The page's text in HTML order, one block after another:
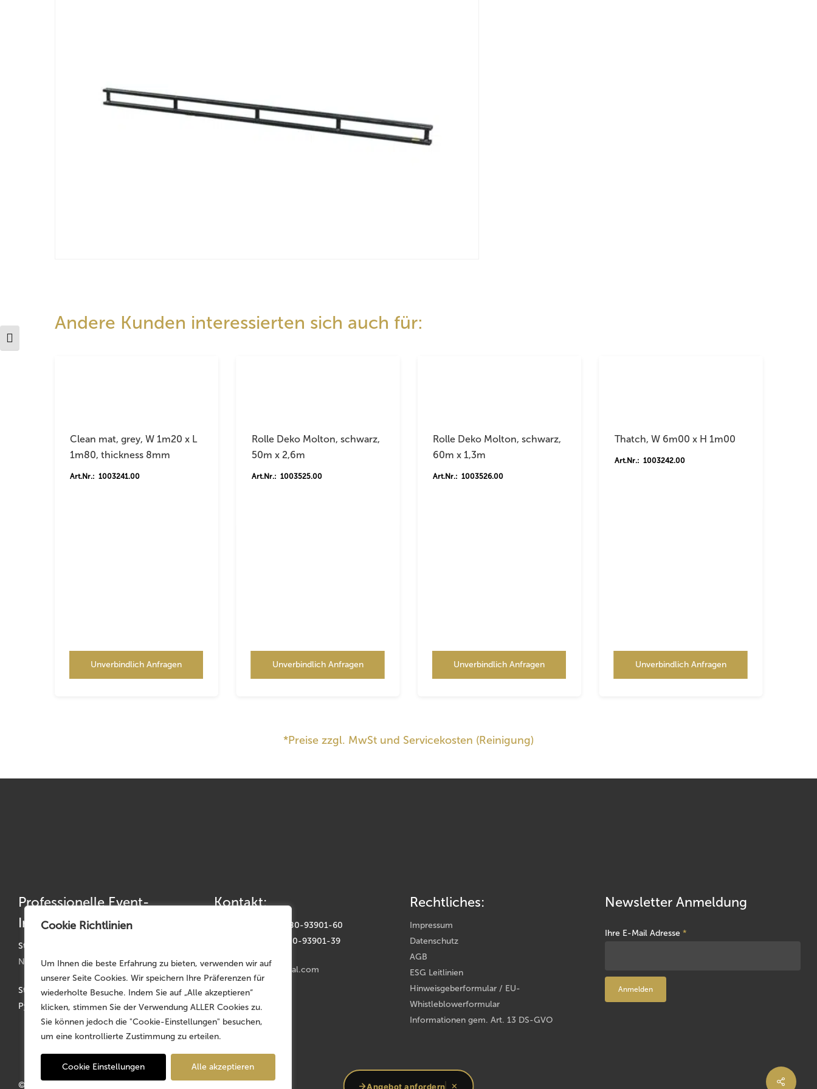
Cookie Richtlinien
Um Ihnen die beste Erfahrung zu bieten, verwenden wir auf
unserer Seite Cookies. Wir speichern Ihre Präferenzen für
wiederholte Besuche. Indem Sie auf „Alle akzeptieren“
klicken, stimmen Sie der Verwendung ALLER Cookies zu.
Sie können jedoch die "Cookie-Einstellungen" besuchen,
um eine kontrollierte Zustimmung zu erteilen.
Cookie Einstellungen Alle akzeptieren
Schrift vergrößern
Andere Kunden interessierten sich auch für:
Clean mat, grey, W 1m20 x L
1m80, thickness 8mm
Art.Nr.: 1003241.00
Unverbindlich Anfragen
Rolle Deko Molton, schwarz,
50m x 2,6m
Art.Nr.: 1003525.00
Unverbindlich Anfragen
Rolle Deko Molton, schwarz,
60m x 1,3m
Art.Nr.: 1003526.00
Unverbindlich Anfragen
Thatch, W 6m00 x H 1m00
Art.Nr.: 1003242.00
Unverbindlich Anfragen
*Preise zzgl. MwSt und Servicekosten (Reinigung)
Professionelle Event-
Infrastruktur
Standorte:
Nürnberg | München | Köln | Hannover
Stammsitz: Faber-Castell-Str. 11-20, D-90602
Pyrbaum
Kontakt:
Telefon: +49 (0) 9180-93901-60
Telefax: +49 (0) 9180-93901-39
germany@mojorental.com
Rechtliches:
Impressum
Datenschutz
AGB
ESG Leitlinien
Hinweisgeberformular / EU-
Whistleblowerformular
Informationen gem. Art. 13 DS-GVO
Newsletter Anmeldung
Ihre E-Mail Adresse*
© 2026 MOJO Rental Germany – Part of the Angebot anfordern ✕